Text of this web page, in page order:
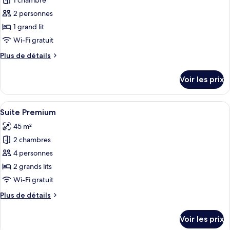
pour
ce
type
chambre :
2 personnes
1 grand lit
Wi-Fi gratuit
Plus de détails
Plus
le
type
de
Studio
Premium
Voir les prix
Afficher
toutes
les
photos
pour
ce
type
chambre :
Une chambre d’hôtel avec un
44
Suite Premium
45 m²
2 chambres
4 personnes
2 grands lits
Wi-Fi gratuit
Plus de détails
Plus
Voir les prix